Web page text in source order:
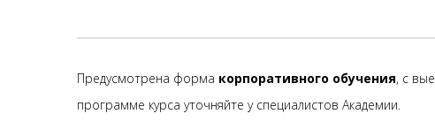
Предусмотрена форма корпоративного обучения, с
программе курса уточняйте у специалистов Академии.